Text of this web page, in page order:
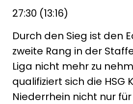
27:30 (13:16)
Durch den Sieg ist den
zweite Rang in der
Liga nicht mehr zu
qualifiziert sich die HSG
Niederrhein nicht nur für